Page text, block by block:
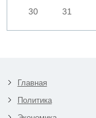
30
31
Главная
Политика